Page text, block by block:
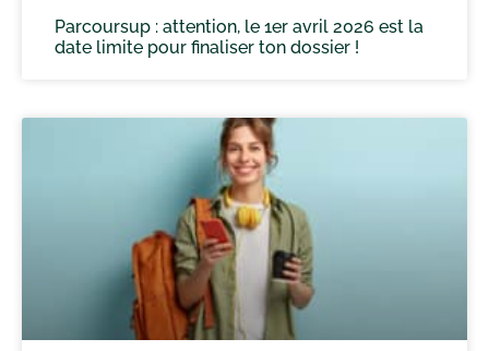
Parcoursup : attention, le 1er avril 2026 est la
date limite pour finaliser ton dossier !